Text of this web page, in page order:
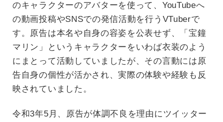
のキャラクターのアバターを使って、YouTubeへ
の動画投稿やSNSでの発信活動を行うVTuberで
す。原告は本名や自身の容姿を公表せず、「宝鐘
マリン」というキャラクターをいわば衣装のよう
にまとって活動していましたが、その言動には原
告自身の個性が活かされ、実際の体験や経験も反
映されていました。
令和3年5月、原告が体調不良を理由にツイッター